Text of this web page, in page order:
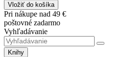
Vložiť do košíka
Pri nákupe nad 49 €
poštovné zadarmo
Vyhľadávanie
Knihy